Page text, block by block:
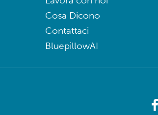
Cosa Dicono
Contattaci
BluepillowAI